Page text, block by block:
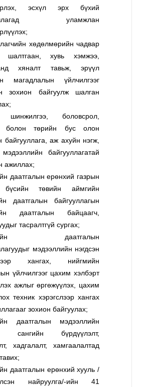
эсхүл эрх бүхий
уламжлан
хөдөлмөрийн чадвар
шалтгаан, хувь хэмжээ,
хяналт тавьж, эрүүл
магадлалын үйлчилгээг
зохион байгуулж шалган
шинжилгээ, боловсрол,
болон төрийн бус олон
байгууллага, аж ахуйн нэгж,
байгууллагатай
ажиллах;
даатгалын ерөнхий газрын
төвийн аймгийн
даатгалын байгууллагын
даатгалын байцаагч,
тасралтгүй сургах;
даатгалын
мэдээллийн нэгдсэн
хангах, нийгмийн
үйлчилгээг цахим хэлбэрт
ажлыг өргөжүүлэх, цахим
техник хэрэгслээр хангах
зохион байгуулах;
даатгалын мэдээллийн
сангийн бүрдүүлэлт,
хадгалалт, хамгаалалтад
даатгалын ерөнхий хууль /
найруулга/-ийн 41